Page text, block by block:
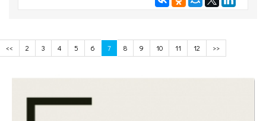
<< 2 3 4 5 6 7 8 9 10 11 12 >>